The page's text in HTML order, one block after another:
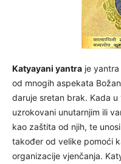
Katyayani yantra je
od mnogih aspekata
daruje sretan brak. Kada
uzrokovani unutarnjim ili
kao zaštita od njih, te
također od velike pomoći
organizacije vjenčanja.